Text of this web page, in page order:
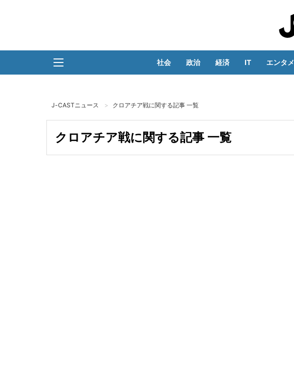
社会 政治 経済 IT エンタメ
J-CASTニュース クロアチア戦に関する記事 一覧
クロアチア戦に関する記事 一覧